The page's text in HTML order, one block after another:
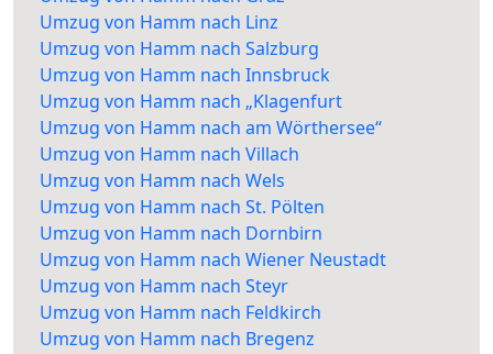
Umzug von Hamm nach Linz
Umzug von Hamm nach Salzburg
Umzug von Hamm nach Innsbruck
Umzug von Hamm nach „Klagenfurt
Umzug von Hamm nach am Wörthersee“
Umzug von Hamm nach Villach
Umzug von Hamm nach Wels
Umzug von Hamm nach St. Pölten
Umzug von Hamm nach Dornbirn
Umzug von Hamm nach Wiener Neustadt
Umzug von Hamm nach Steyr
Umzug von Hamm nach Feldkirch
Umzug von Hamm nach Bregenz